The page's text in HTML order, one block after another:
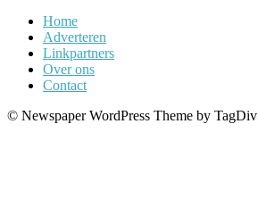
Home
Adverteren
Linkpartners
Over ons
Contact
© Newspaper WordPress Theme by TagDiv